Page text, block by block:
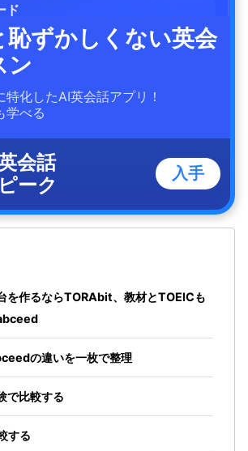
ド
恥ずかしくない英会
ン
特化したAI英会話アプリ！
学べる
会話
ーク
入手
を作るならTORAbit、教材とTOEICも
の違いを一枚で整理
で比較する
する